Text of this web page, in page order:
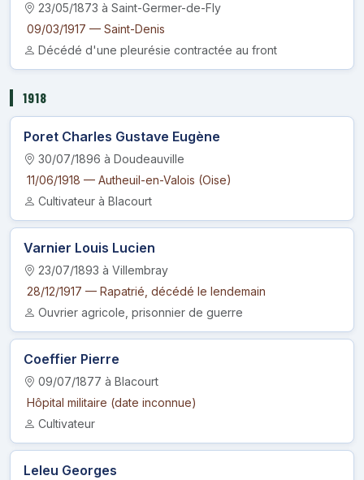
23/05/1873 à Saint-Germer-de-Fly
09/03/1917 — Saint-Denis
Décédé d'une pleurésie contractée au front
1918
Poret Charles Gustave Eugène
30/07/1896 à Doudeauville
11/06/1918 — Autheuil-en-Valois (Oise)
Cultivateur à Blacourt
Varnier Louis Lucien
23/07/1893 à Villembray
28/12/1917 — Rapatrié, décédé le lendemain
Ouvrier agricole, prisonnier de guerre
Coeffier Pierre
09/07/1877 à Blacourt
Hôpital militaire (date inconnue)
Cultivateur
Leleu Georges